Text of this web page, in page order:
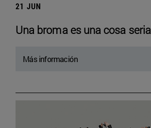
21 JUN
Una broma es una cosa seria
Más información